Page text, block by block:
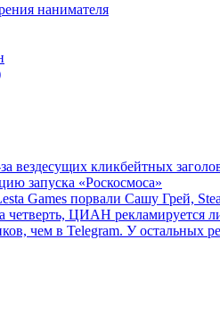
нанимателя
вездесущих кликбейтных
запуска «Роскосмоса»
Games порвали Сашу Грей,
четверть, ЦИАН рекламируется
чем в Telegram. У остальных